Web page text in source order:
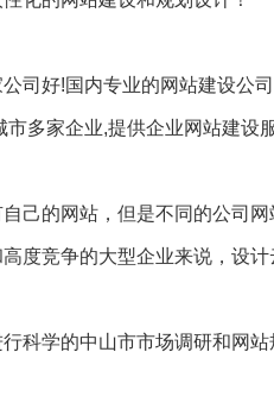
司好!国内专业的网站建设公
多家企业,提供企业网站建设服
己的网站，但是不同的公司
度竞争的大型企业来说，设
科学的中山市市场调研和网